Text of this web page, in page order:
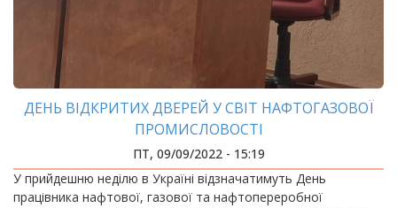
ДЕНЬ ВІДКРИТИХ ДВЕРЕЙ У СВІТ НАФТОГАЗОВОЇ
ПРОМИСЛОВОСТІ
ПТ, 09/09/2022 - 15:19
У прийдешню неділю в Україні відзначатимуть День
працівника нафтової, газової та нафтопереробної